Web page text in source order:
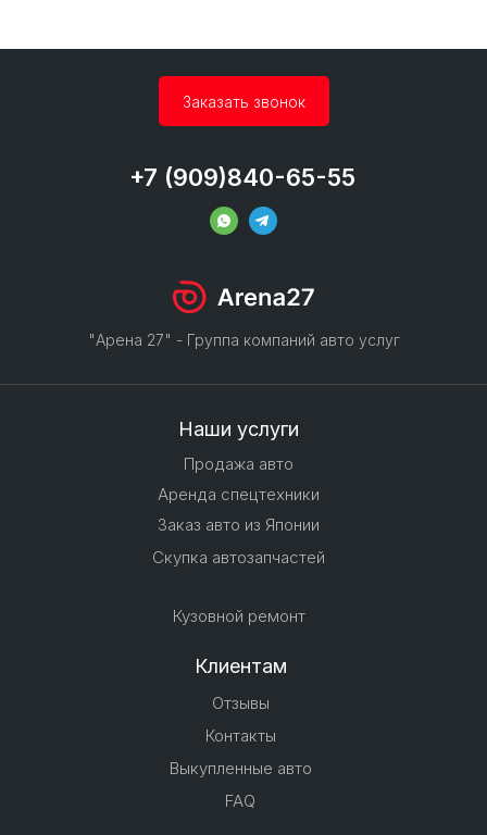
"Арена 27" - Группа компаний авто услуг
Продажа авто
Наши услуги
Клиентам
Аренда спецтехники
Скупка автозапчастей
Заказ авто из Японии
Заказать звонок
+7 (909)840-65-55
Кузовной ремонт
Отзывы
Контакты
Выкупленные авто
FAQ